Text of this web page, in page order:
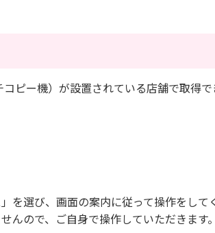
ピー機）が設置されている店舗で取得
を選び、画面の案内に従って操作をして
んので、ご自身で操作していただきます